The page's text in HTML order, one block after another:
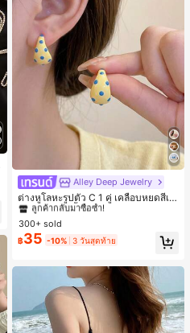
Alley Deep Jewelry
ต่างหูโลหะรูปตัว C 1 คู่ เคลือบหยดสีเห
ลือง ลายจุดสีน้ำเงิน สไตล์ยุโรปและอเม
ริกัน แฟชั่นส่วนตัว หวานและสง่างาม
สำหรับผู้หญิงและเด็กหญิง สำหรับการเ
ดินทาง งานแต่งงาน ปาร์ตี้ วันเกิด ของ
#1 ขายดี ใน โบโฮ ต่างหูผู้หญิง
ลูกค้ากลับมาซื้อซ้ำ!
เกือบหมดแล้ว!
#1 ขายดี ใน โบโฮ ต่างหูผู้หญิง
ลูกค้ากลับมาซื้อซ้ำ!
เกือบหมดแล้ว!
#1 ขายดี ใน โบโฮ ต่างหูผู้หญิง
ลูกค้ากลับมาซื้อซ้ำ!
เกือบหมดแล้ว!
#1 ขายดี ใน โบโฮ ต่างหูผู้หญิง
เกือบหมดแล้ว!
300+ sold
฿35 -10% 3 วันสุดท้าย